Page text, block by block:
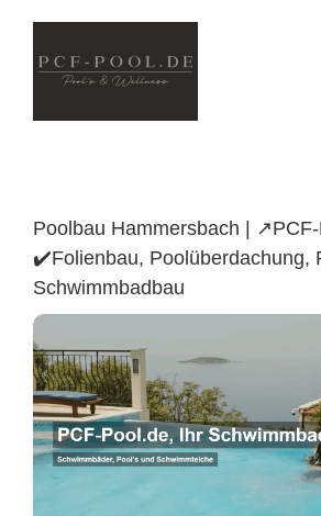
content
Poolbau Hammersbach | ↗️PCF-
✔️Folienbau, Poolüberdachung,
Schwimmbadbau
Poolüberdachung